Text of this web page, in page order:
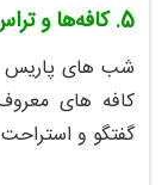
5. کافه‌ها و تراس‌های شبانه پاریس
شب‌ های پاریس
کافه‌ های
گفتگو و استراحت